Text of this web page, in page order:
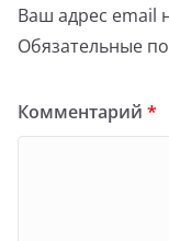
Ваш адрес email
Обязательные
Комментарий *